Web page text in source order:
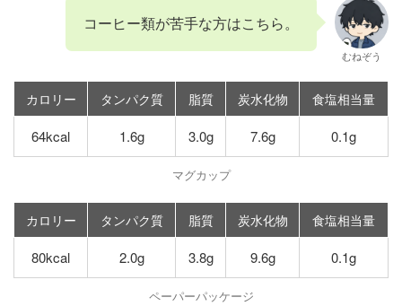
コーヒー類が苦手な方はこちら。
むねぞう
カロリー タンパク質 脂質 炭水化物
食塩相当量
64kcal
1.6g 3.0g 7.6g 0.1g
マグカップ
カロリー タンパク質 脂質 炭水化物
食塩相当量
80kcal
2.0g 3.8g 9.6g 0.1g
ペーパーパッケージ